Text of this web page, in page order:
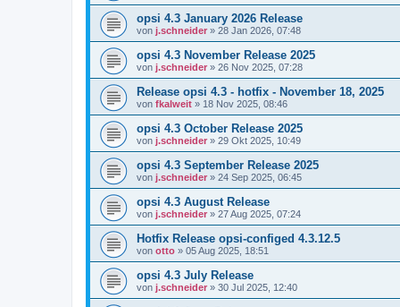
opsi 4.3 January 2026 Release
von j.schneider » 28 Jan 2026, 07:48
opsi 4.3 November Release 2025
von j.schneider » 26 Nov 2025, 07:28
Release opsi 4.3 - hotfix - November 18, 2025
von fkalweit » 18 Nov 2025, 08:46
opsi 4.3 October Release 2025
von j.schneider » 29 Okt 2025, 10:49
opsi 4.3 September Release 2025
von j.schneider » 24 Sep 2025, 06:45
opsi 4.3 August Release
von j.schneider » 27 Aug 2025, 07:24
Hotfix Release opsi-configed 4.3.12.5
von otto » 05 Aug 2025, 18:51
opsi 4.3 July Release
von j.schneider » 30 Jul 2025, 12:40